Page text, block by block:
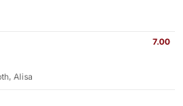
7.00
Alisa